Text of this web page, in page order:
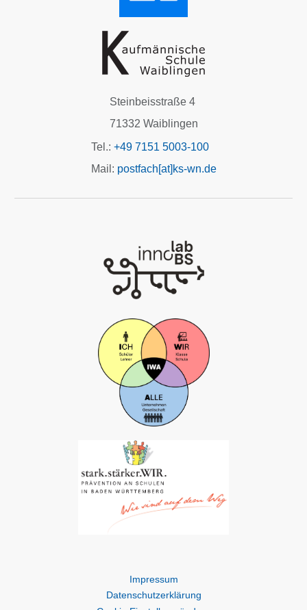
Steinbeisstraße 4
71332 Waiblingen
Tel.: +49 7151 5003-100
Mail: postfach[at]ks-wn.de
Impressum
Datenschutzerklärung